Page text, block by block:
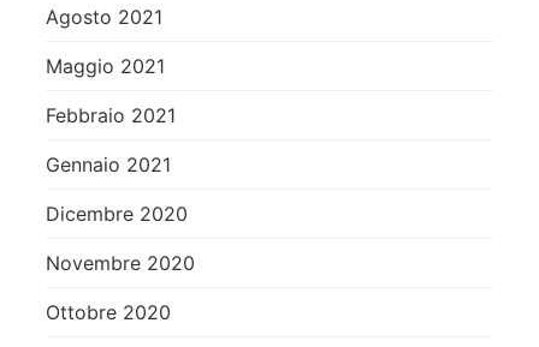
Agosto 2021
Maggio 2021
Febbraio 2021
Gennaio 2021
Dicembre 2020
Novembre 2020
Ottobre 2020